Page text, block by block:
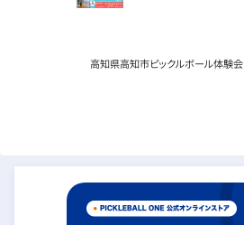
高知県高知市ピックルボール体験会